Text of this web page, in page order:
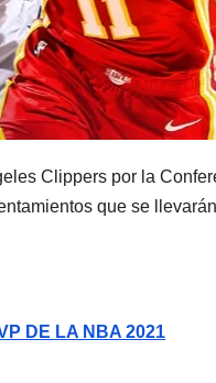
Clippers por la
que se
DE LA NBA 2021